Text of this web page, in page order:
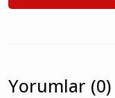
Yorumlar (0)